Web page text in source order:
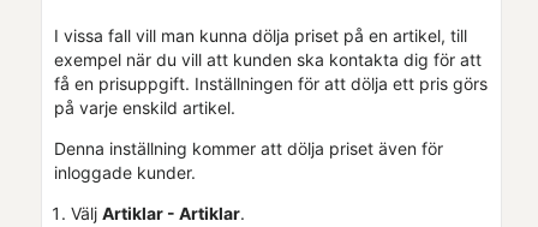
I vissa fall vill man kunna dölja priset på en artikel, till
exempel när du vill att kunden ska kontakta dig för att
få en prisuppgift. Inställningen för att dölja ett pris görs
på varje enskild artikel.
Denna inställning kommer att dölja priset även för
inloggade kunder.
Välj Artiklar - Artiklar.